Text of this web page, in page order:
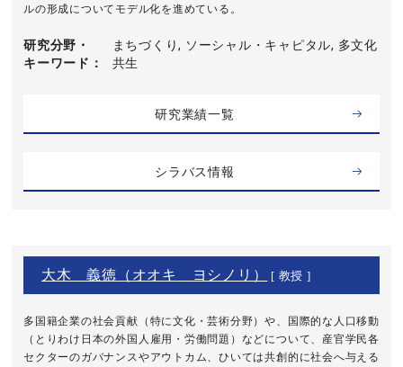
ルの形成についてモデル化を進めている。
研究分野・
キーワード
まちづくり, ソーシャル・キャピタル, 多文化
共生
研究業績一覧
シラバス情報
大木 義徳（オオキ ヨシノリ） [ 教授 ]
多国籍企業の社会貢献（特に文化・芸術分野）や、国際的な人口移動
（とりわけ日本の外国人雇用・労働問題）などについて、産官学民各
セクターのガバナンスやアウトカム、ひいては共創的に社会へ与える